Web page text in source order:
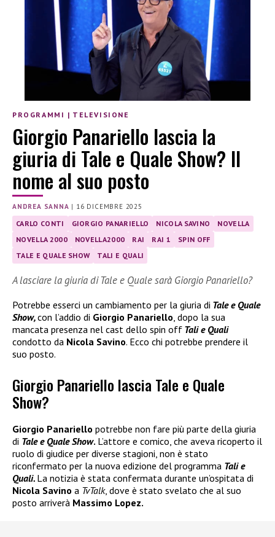
PROGRAMMI | TELEVISIONE
Giorgio Panariello lascia la
giuria di Tale e Quale Show? Il
nome al suo posto
ANDREA SANNA | 16 DICEMBRE 2025
CARLO CONTI GIORGIO PANARIELLO NICOLA SAVINO
NOVELLA
NOVELLA 2000
NOVELLA2000 RAI RAI 1
SPIN OFF
TALE E QUALE SHOW
TALI E QUALI
A lasciare la giuria di Tale e Quale sarà Giorgio Panariello?
Potrebbe esserci un cambiamento per la giuria di Tale e Quale
Show,con l’addio di Giorgio Panariello , dopo la sua
mancata presenza nel cast dello spin off Tali e Quali
condotto da Nicola Savino. Ecco chi potrebbe prendere il
suo posto.
Giorgio Panariello lascia Tale e Quale
Show?
Giorgio Panariello potrebbe non fare più parte della giuria
di Tale e Quale Show. L’attore e comico, che aveva ricoperto il
ruolo di giudice per diverse stagioni, non è stato
riconfermato per la nuova edizione del programma Tali e
Quali. La notizia è stata confermata durante un’ospitata di
Nicola Savino a TvTalk, dove è stato svelato che al suo
posto arriverà Massimo Lopez.